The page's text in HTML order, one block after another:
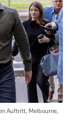
Auftritt, Melbourne,